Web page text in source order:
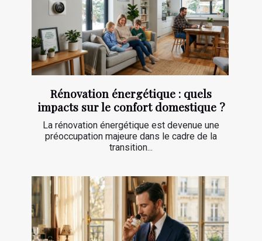
Rénovation énergétique : quels
impacts sur le confort domestique ?
La rénovation énergétique est devenue une
préoccupation majeure dans le cadre de la
transition...